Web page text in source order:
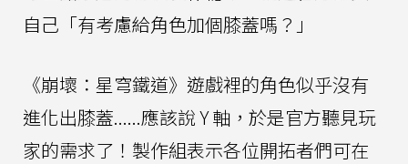
自己「有考慮給角色加個膝蓋嗎？」
《崩壞：星穹鐵道》遊戲裡的角色似乎沒有
進化出膝蓋......應該說 Y 軸，於是官方聽見玩
家的需求了！製作組表示各位開拓者們可在